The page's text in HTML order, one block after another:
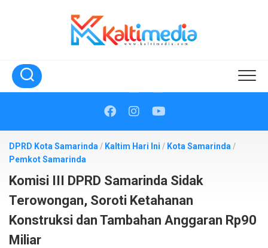
DPRD Kota Samarinda / Kaltim Hari Ini / Kota Samarinda /
Pemkot Samarinda
Komisi III DPRD Samarinda Sidak
Terowongan, Soroti Ketahanan
Konstruksi dan Tambahan Anggaran Rp90
Miliar